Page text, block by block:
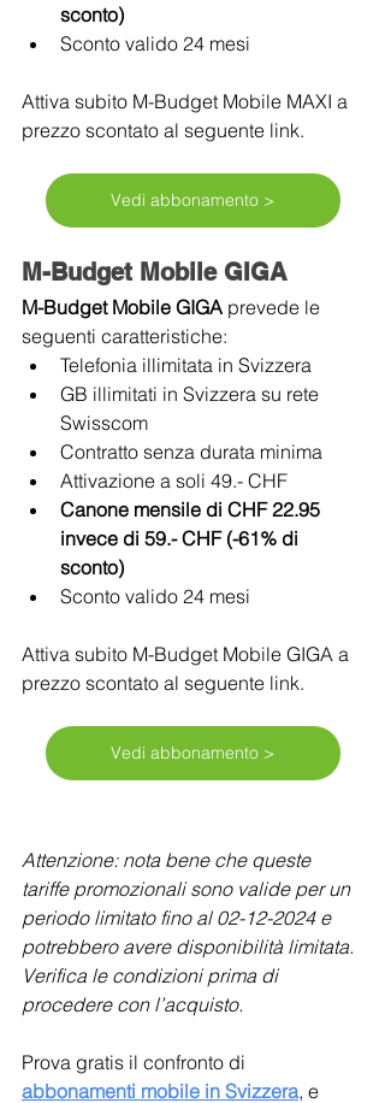
sconto)
Sconto valido 24 mesi
Attiva subito M-Budget Mobile MAXI a
prezzo scontato al seguente link.
Vedi abbonamento >
M-Budget Mobile GIGA
M-Budget Mobile GIGA prevede le
seguenti caratteristiche:
Telefonia illimitata in Svizzera
GB illimitati in Svizzera su rete
Swisscom
Contratto senza durata minima
Attivazione a soli 49.- CHF
Canone mensile di CHF 22.95
invece di 59.- CHF (-61% di
sconto)
Sconto valido 24 mesi
Attiva subito M-Budget Mobile GIGA a
prezzo scontato al seguente link.
Vedi abbonamento >
Attenzione: nota bene che queste
tariffe promozionali sono valide per un
periodo limitato fino al 02-12-2024 e
potrebbero avere disponibilità limitata.
Verifica le condizioni prima di
procedere con l’acquisto.
Prova gratis il confronto di
abbonamenti mobile in Svizzera, e